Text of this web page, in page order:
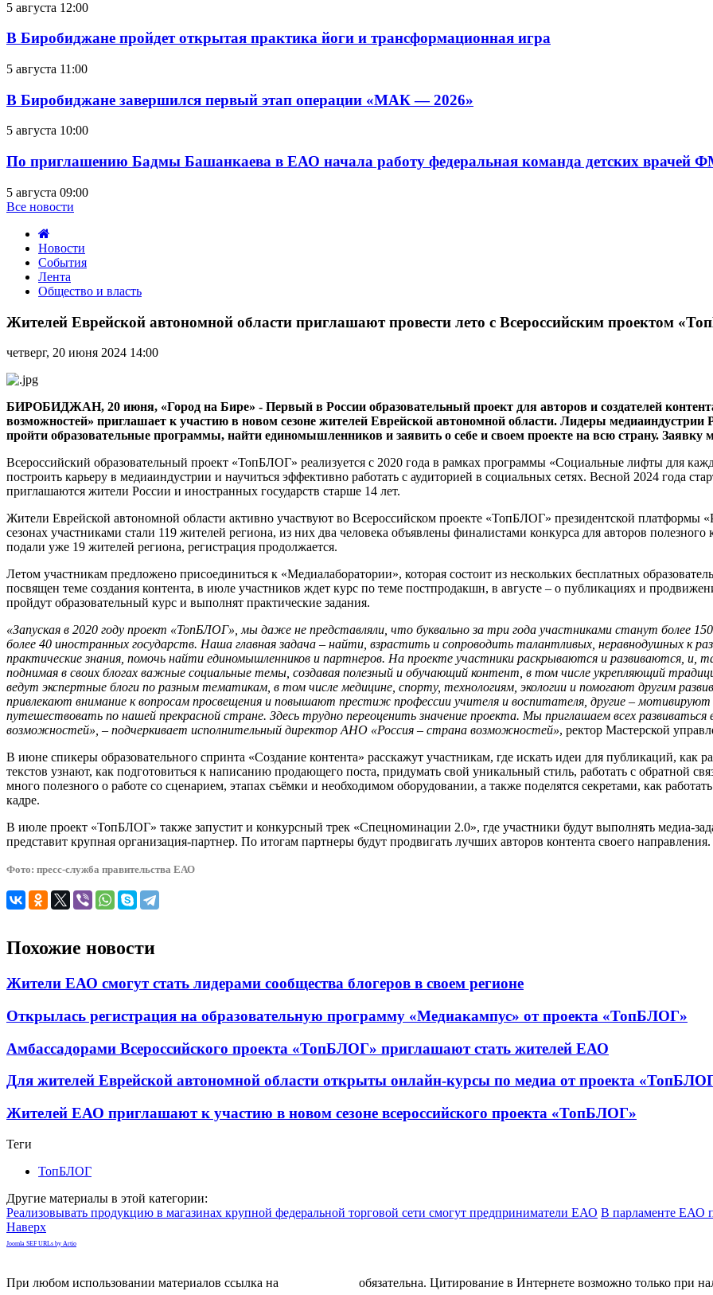
5 августа 12:00
В Биробиджане пройдет открытая практика йоги и трансформационная игра
5 августа 11:00
В Биробиджане завершился первый этап операции «МАК — 2026»
5 августа 10:00
По приглашению Бадмы Башанкаева в ЕАО начала работу федеральная команда детских врачей
5 августа 09:00
Все новости
Новости
События
Лента
Общество и власть
Еврейской
автономной
области
приглашают
провести
с
Всероссийским
проектом
Жителей Еврейской автономной области приглашают провести лето с Всероссийским проектом
четверг, 20 июня 2024 14:00
БИРОБИДЖАН, 20 июня, «Город на Бире» - Первый в России образовательный проект для авторов и создателей
возможностей» приглашает к участию в новом сезоне жителей Еврейской автономной области. Лидеры медиаиндустрии
пройти образовательные программы, найти единомышленников и заявить о себе и своем проекте на всю страну. Заявку
Всероссийский образовательный проект «ТопБЛОГ» реализуется с 2020 года в рамках программы «Социальные лифты для
построить карьеру в медиаиндустрии и научиться эффективно работать с аудиторией в социальных сетях. Весной 2024 года
приглашаются жители России и иностранных государств старше 14 лет.
Жители Еврейской автономной области активно участвуют во Всероссийском проекте «ТопБЛОГ» президентской платформы
сезонах участниками стали 119 жителей региона, из них два человека объявлены финалистами конкурса для авторов
подали уже 19 жителей региона, регистрация продолжается.
Летом участникам предложено присоединиться к «Медиалаборатории», которая состоит из нескольких бесплатных
посвящен теме создания контента, в июле участников ждет курс по теме постпродакшн, в августе – о публикациях и
пройдут образовательный курс и выполнят практические задания.
«Запуская в 2020 году проект «ТопБЛОГ», мы даже не представляли, что буквально за три года участниками станут более 150
более 40 иностранных государств. Наша главная задача – найти, взрастить и сопроводить талантливых, неравнодушных к
практические знания, помочь найти единомышленников и партнеров. На проекте участники раскрываются и развиваются, и,
поднимая в своих блогах важные социальные темы, создавая полезный и обучающий контент, в том числе укрепляющий
ведут экспертные блоги по разным тематикам, в том числе медицине, спорту, технологиям, экологии и помогают другим
привлекают внимание к вопросам просвещения и повышают престиж профессии учителя и воспитателя, другие – мотивируют
путешествовать по нашей прекрасной стране. Здесь трудно переоценить значение проекта. Мы приглашаем всех
возможностей», – подчеркивает исполнительный директор АНО «Россия – страна возможностей», ректор Мастерской
В июне спикеры образовательного спринта «Создание контента» расскажут участникам, где искать идеи для публикаций, как
текстов узнают, как подготовиться к написанию продающего поста, придумать свой уникальный стиль, работать с обратной
много полезного о работе со сценарием, этапах съёмки и необходимом оборудовании, а также поделятся секретами, как
кадре.
В июле проект «ТопБЛОГ» также запустит и конкурсный трек «Спецноминации 2.0», где участники будут выполнять медиа-
представит крупная организация-партнер. По итогам партнеры будут продвигать лучших авторов контента своего направления.
Фото: пресс-служба правительства ЕАО
Похожие новости
Жители ЕАО смогут стать лидерами сообщества блогеров в своем регионе
Открылась регистрация на образовательную программу «Медиакампус» от проекта «ТопБЛОГ»
Амбассадорами Всероссийского проекта «ТопБЛОГ» приглашают стать жителей ЕАО
Для жителей Еврейской автономной области открыты онлайн-курсы по медиа от проекта
Жителей ЕАО приглашают к участию в новом сезоне всероссийского проекта «ТопБЛОГ»
Теги
ТопБЛОГ
Другие материалы в этой категории:
Реализовывать продукцию в магазинах крупной федеральной торговой сети смогут предприниматели ЕАО В парламенте ЕАО
Наверх
Joomla SEF URLs by Artio
При любом использовании материалов ссылка на обязательна. Цитирование в Интернете возможно только при